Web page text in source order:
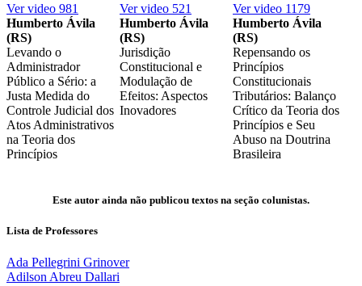
Ver video 981
Humberto Ávila
(RS)
Levando o
Administrador
Público a Sério: a
Justa Medida do
Controle Judicial dos
Atos Administrativos
na Teoria dos
Princípios
Ver video 521
Humberto Ávila
(RS)
Jurisdição
Constitucional e
Modulação de
Efeitos: Aspectos
Inovadores
Ver video 1179
Humberto Ávila
(RS)
Repensando os
Princípios
Constitucionais
Tributários: Balanço
Crítico da Teoria dos
Princípios e Seu
Abuso na Doutrina
Brasileira
Este autor ainda não publicou textos na seção colunistas.
Lista de Professores
Ada Pellegrini Grinover
Adilson Abreu Dallari